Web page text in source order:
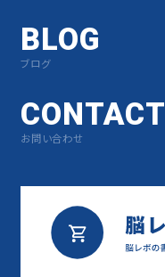
BLOG
ブログ
CONTACT
お問い合わせ